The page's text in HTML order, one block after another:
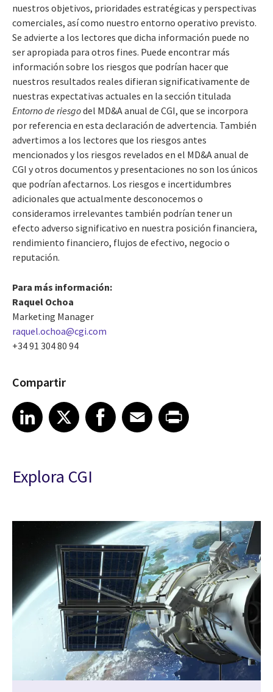
nuestros objetivos, prioridades estratégicas y perspectivas
comerciales, así como nuestro entorno operativo previsto.
Se advierte a los lectores que dicha información puede no
ser apropiada para otros fines. Puede encontrar más
información sobre los riesgos que podrían hacer que
nuestros resultados reales difieran significativamente de
nuestras expectativas actuales en la sección titulada
Entorno de riesgodel MD&A anual de CGI, que se incorpora
por referencia en esta declaración de advertencia. También
advertimos a los lectores que los riesgos antes
mencionados y los riesgos revelados en el MD&A anual de
CGI y otros documentos y presentaciones no son los únicos
que podrían afectarnos. Los riesgos e incertidumbres
adicionales que actualmente desconocemos o
consideramos irrelevantes también podrían tener un
efecto adverso significativo en nuestra posición financiera,
rendimiento financiero, flujos de efectivo, negocio o
reputación.
Para más información:
Raquel Ochoa
Marketing Manager
raquel.ochoa@cgi.com
+34 91 304 80 94
Compartir
Share article on LinkedIn
LinkedIn
Share article on XShare article on Facebook
Facebook
Share article on Email
EmailShare article on Print
Explora CGI